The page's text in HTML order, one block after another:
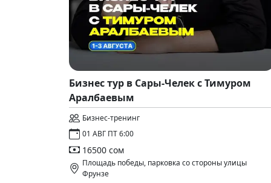
Бизнес тур в Сары-Челек с Тимуром
Аралбаевым
Бизнес-тренинг
01 АВГ ПТ 6:00
16500 сом
Площадь победы, парковка со стороны улицы
Фрунзе